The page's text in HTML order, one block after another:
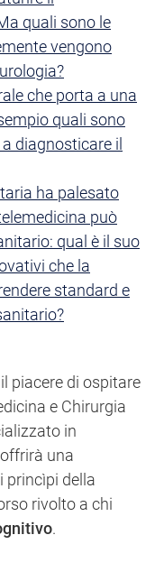
quali sono le
vengono
che porta a una
quali sono
diagnosticare il
ha palesato
può
qual è il suo
che la
standard e
piacere di ospitare
e Chirurgia
in
una
princìpi della
rivolto a chi
.